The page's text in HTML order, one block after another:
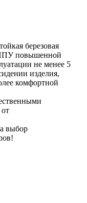
березовая
повышенной
не менее 5
изделия,
комфортной
выбор